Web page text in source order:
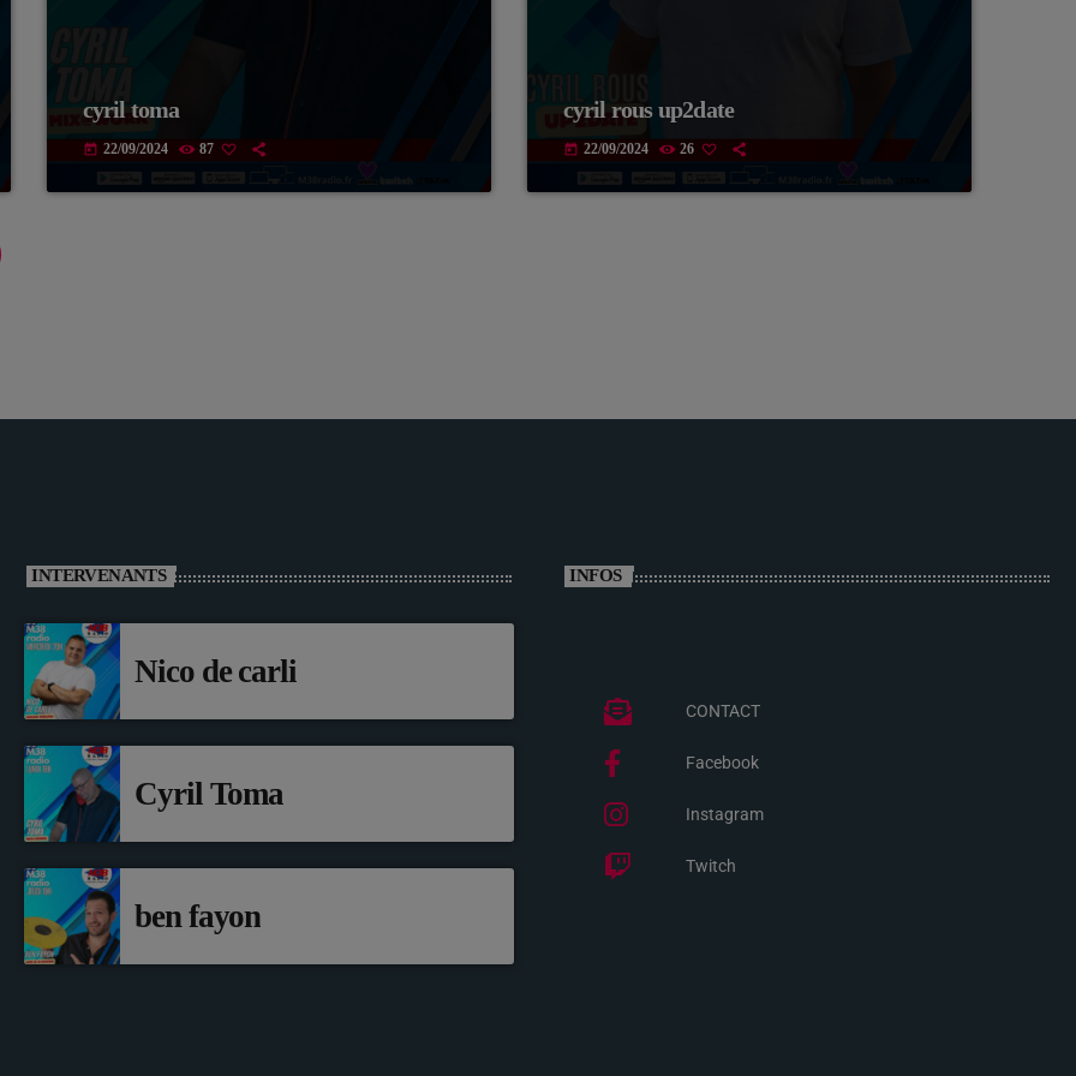
cyril toma
today 22/09/2024 87
cyril rous up2date
today 22/09/2024 26
INTERVENANTS
Nico de carli
Cyril Toma
ben fayon
INFOS
CONTACT
Facebook
Instagram
Twitch